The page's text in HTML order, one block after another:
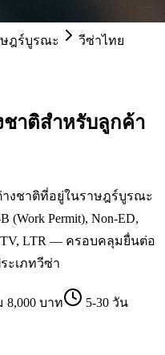
ฎร์บูรณะ
วีซ่าไทย
ชาติสำหรับลูกค้า
งชาติที่อยู่ในราษฎร์บูรณะ
Permit), Non-ED,
LTR — ครอบคลุมยื่นต่อ
ระเภทวีซ่า
8,000 บาท
5-30 วัน